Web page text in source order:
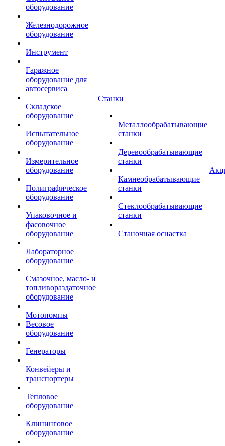
оборудование
Железнодорожное
оборудование
Инструмент
Гаражное
оборудование для
автосервиса
Складское
оборудование
Испытательное
оборудование
Измерительное
оборудование
Полиграфическое
оборудование
Упаковочное и
фасовочное
оборудование
Лабораторное
оборудование
Смазочное, масло- и
топливораздаточное
оборудование
Мотопомпы
Весовое
оборудование
Генераторы
Конвейеры и
транспортеры
Тепловое
оборудование
Клининговое
оборудование
Станки
Металлообрабатывающие
станки
Деревообрабатывающие
станки
Камнеобрабатывающие
станки
Стеклообрабатывающие
станки
Станочная оснастка